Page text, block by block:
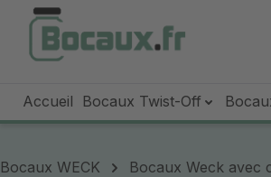
au contenu principal
Passer à la recherche
Passer à la navigation principale
Accueil Bocaux Twist-Off
Bocaux WECK Bocaux Weck avec